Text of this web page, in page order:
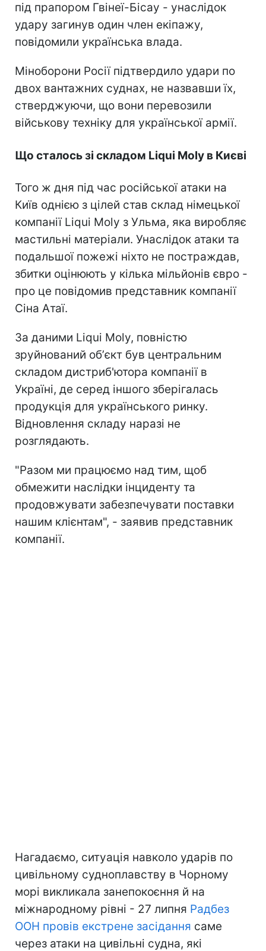
під прапором Гвінеї-Бісау - унаслідок
удару загинув один член екіпажу,
повідомили українська влада.
Міноборони Росії підтвердило удари по
двох вантажних суднах, не назвавши їх,
стверджуючи, що вони перевозили
військову техніку для української армії.
Що сталось зі складом Liqui Moly в Києві
Того ж дня під час російської атаки на
Київ однією з цілей став склад німецької
компанії Liqui Moly з Ульма, яка виробляє
мастильні матеріали. Унаслідок атаки та
подальшої пожежі ніхто не постраждав,
збитки оцінюють у кілька мільйонів євро -
про це повідомив представник компанії
Сіна Атаї.
За даними Liqui Moly, повністю
зруйнований обʼєкт був центральним
складом дистриб'ютора компанії в
Україні, де серед іншого зберігалась
продукція для українського ринку.
Відновлення складу наразі не
розглядають.
"Разом ми працюємо над тим, щоб
обмежити наслідки інциденту та
продовжувати забезпечувати поставки
нашим клієнтам", - заявив представник
компанії.
Нагадаємо, ситуація навколо ударів по
цивільному судноплавству в Чорному
морі викликала занепокоєння й на
міжнародному рівні - 27 липня Радбез
ООН провів екстрене засідання саме
через атаки на цивільні судна, які